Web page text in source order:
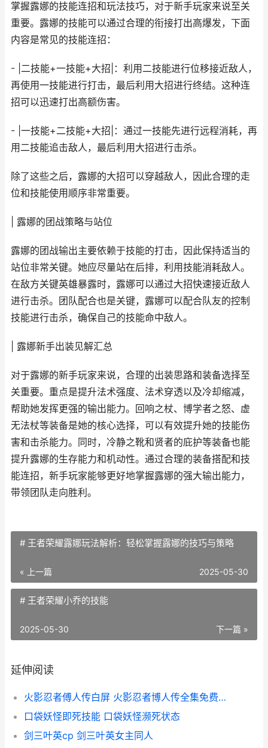
掌握露娜的技能连招和玩法技巧，对于新手玩家来说至关
重要。露娜的技能可以通过合理的衔接打出高爆发，下面
内容是常见的技能连招：
- |二技能+一技能+大招|：利用二技能进行位移接近敌人，
再使用一技能进行打击，最后利用大招进行终结。这种连
招可以迅速打出高额伤害。
- |一技能+二技能+大招|：通过一技能先进行远程消耗，再
用二技能追击敌人，最后利用大招进行击杀。
除了这些之后，露娜的大招可以穿越敌人，因此合理的走
位和技能使用顺序非常重要。
| 露娜的团战策略与站位
露娜的团战输出主要依赖于技能的打击，因此保持适当的
站位非常关键。她应尽量站在后排，利用技能消耗敌人。
在敌方关键英雄暴露时，露娜可以通过大招快速接近敌人
进行击杀。团队配合也是关键，露娜可以配合队友的控制
技能进行击杀，确保自己的技能命中敌人。
| 露娜新手出装见解汇总
对于露娜的新手玩家来说，合理的出装思路和装备选择至
关重要。重点是提升法术强度、法术穿透以及冷却缩减，
帮助她发挥更强的输出能力。回响之杖、博学者之怒、虚
无法杖等装备是她的核心选择，可以有效提升她的技能伤
害和击杀能力。同时，冷静之靴和贤者的庇护等装备也能
提升露娜的生存能力和机动性。通过合理的装备搭配和技
能连招，新手玩家能够更好地掌握露娜的强大输出能力，
带领团队走向胜利。
# 王者荣耀露娜玩法解析：轻松掌握露娜的技巧与策略
« 上一篇 2025-05-30
# 王者荣耀小乔的技能
下一篇 »
2025-05-30
延伸阅读
火影忍者傅人传白屏 火影忍者博人传全集免费观看
口袋妖怪即死技能 口袋妖怪濒死状态
剑三叶英cp 剑三叶英女主同人